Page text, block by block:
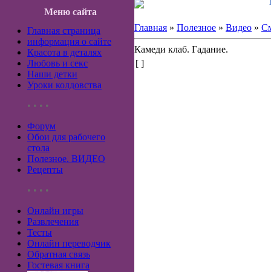
Меню сайта
Главная страница
информация о сайте
Красота в деталях
Любовь и секс
Наши детки
Уроки колдовства
• • • •
Форум
Обои для рабочего
стола
Полезное. ВИДЕО
Рецепты
• • • •
Онлайн игры
Развлечения
Тесты
Онлайн переводчик
Обратная связь
Гостевая книга
Главная » Полезное » Видео »
Камеди клаб. Гадание.
[ ]